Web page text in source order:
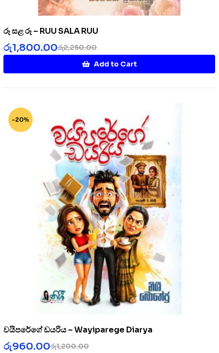
රූ සළ රූ – RUU SALA RUU
රු2,250.00
රු1,800.00
Add to Cart
-20%
වයිපරේගේ ඩයරිය – Wayiparege Diarya
රු1,200.00
රු960.00